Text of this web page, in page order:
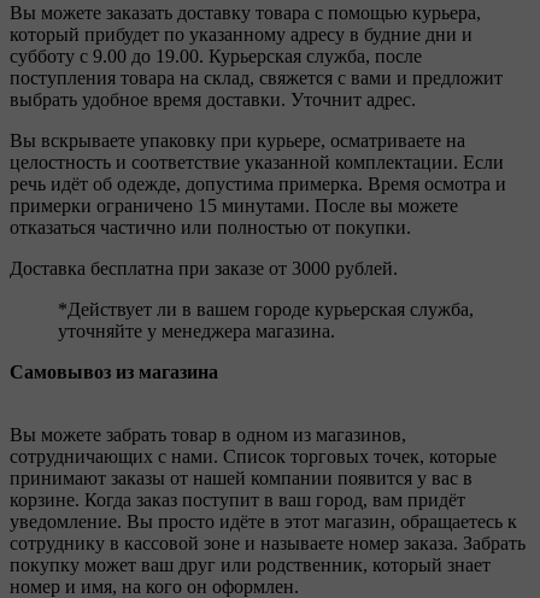
Вы можете заказать доставку товара с помощью курьера,
который прибудет по указанному адресу в будние дни и
субботу с 9.00 до 19.00. Курьерская служба, после
поступления товара на склад, свяжется с вами и предложит
выбрать удобное время доставки. Уточнит адрес.
Вы вскрываете упаковку при курьере, осматриваете на
целостность и соответствие указанной комплектации. Если
речь идёт об одежде, допустима примерка. Время осмотра и
примерки ограничено 15 минутами. После вы можете
отказаться частично или полностью от покупки.
Доставка бесплатна при заказе от 3000 рублей.
*Действует ли в вашем городе курьерская служба,
уточняйте у менеджера магазина.
Самовывоз из магазина
Вы можете забрать товар в одном из магазинов,
сотрудничающих с нами. Список торговых точек, которые
принимают заказы от нашей компании появится у вас в
корзине. Когда заказ поступит в ваш город, вам придёт
уведомление. Вы просто идёте в этот магазин, обращаетесь к
сотруднику в кассовой зоне и называете номер заказа. Забрать
покупку может ваш друг или родственник, который знает
номер и имя, на кого он оформлен.